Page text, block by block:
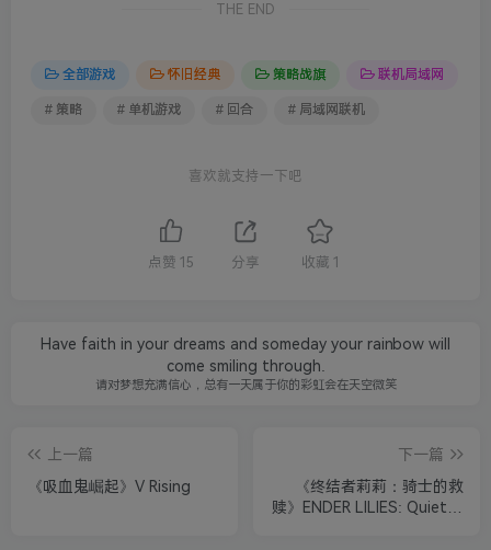
THE END
全部游戏 怀旧经典 策略战旗 联机局域网
# 策略 # 单机游戏 # 回合 # 局域网联机
喜欢就支持一下吧
点赞 15 分享 收藏 1
Have faith in your dreams and someday your rainbow will
come smiling through.
请对梦想充满信心，总有一天属于你的彩虹会在天空微笑
上一篇
《吸血鬼崛起》V Rising
下一篇
《终结者莉莉：骑士的救
赎》ENDER LILIES: Quietus